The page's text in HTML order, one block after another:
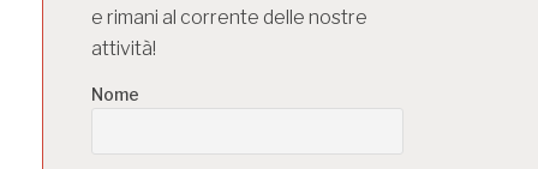
e rimani al corrente delle nostre
attività!
Nome